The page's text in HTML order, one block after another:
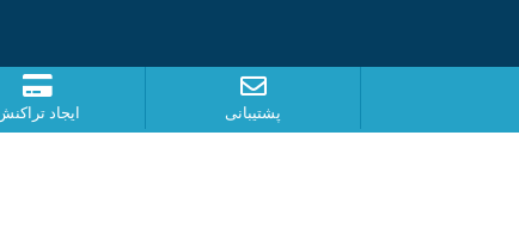
ایجاد پشتیبانی